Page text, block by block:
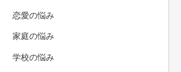
恋愛の悩み
家庭の悩み
学校の悩み